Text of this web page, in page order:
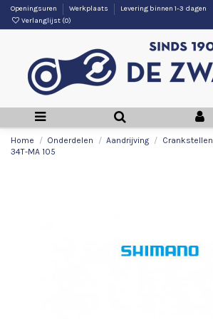
Openingsuren Werkplaats
Levering binnen 1-3 dagen
Verlanglijst (0)
Home Onderdelen Aandrijving Crankstellen
34T-MA 105